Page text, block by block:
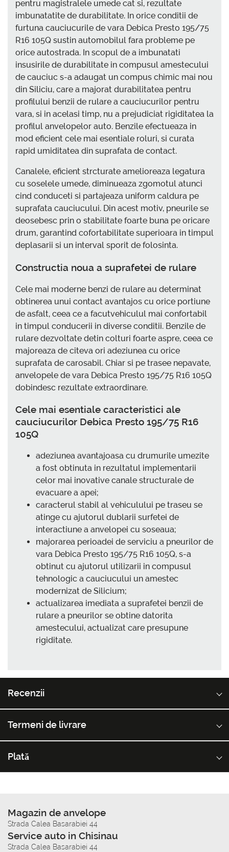
pentru magistralele umede cat si, rezultate
imbunatatite de durabilitate. In orice conditii de
furtuna cauciucurile de vara Debica Presto 195/75
R16 105Q sustin automobilul fara probleme pe
orice autostrada. In scopul de a imbunatati
insusirile de durabilitate in compusul amestecului
de cauciuc s-a adaugat un compus chimic mai nou
din Siliciu, care a majorat durabilitatea pentru
profilului benzii de rulare a cauciucurilor pentru
vara, si in acelasi timp, nu a prejudiciat rigiditatea la
profilul anvelopelor auto. Benzile efectueaza in
mod eficient cele mai esentiale roluri, si curata
rapid umiditatea din suprafata de contact.
Canalele, eficient strcturate amelioreaza legatura
cu soselele umede, diminueaza zgomotul atunci
cind conduceti si partajeaza uniform caldura pe
suprafata cauciucului. Din acest motiv, pneurile se
deosebesc prin o stabilitate foarte buna pe oricare
drum, garantind cofortabilitate superioara in timpul
deplasarii si un interval sporit de folosinta.
Constructia noua a suprafetei de rulare
Cele mai moderne benzi de rulare au determinat
obtinerea unui contact avantajos cu orice portiune
de asfalt, ceea ce a facutvehiculul mai confortabil
in timpul conducerii in diverse conditii. Benzile de
rulare dezvoltate detin colturi foarte aspre, ceea ce
majoreaza de citeva ori adeziunea cu orice
suprafata de carosabil. Chiar si pe trasee nepavate,
anvelopele de vara Debica Presto 195/75 R16 105Q
dobindesc rezultate extraordinare.
Cele mai esentiale caracteristici ale
cauciucurilor Debica Presto 195/75 R16
105Q
adeziunea avantajoasa cu drumurile umezite
a fost obtinuta in rezultatul implementarii
celor mai inovative canale structurale de
evacuare a apei;
caracterul stabil al vehiculului pe traseu se
atinge cu ajutorul dublarii surfetei de
interactiune a anvelopei cu soseaua;
majorarea perioadei de serviciu a pneurilor de
vara Debica Presto 195/75 R16 105Q, s-a
obtinut cu ajutorul utilizarii in compusul
tehnologic a cauciucului un amestec
modernizat de Silicium;
actualizarea imediata a suprafetei benzii de
rulare a pneurilor se obtine datorita
amestecului, actualizat care presupune
rigiditate.
Recenzii
Termeni de livrare
Plată
Magazin de anvelope
Strada Calea Basarabiei 44
Service auto in Chisinau
Strada Calea Basarabiei 44